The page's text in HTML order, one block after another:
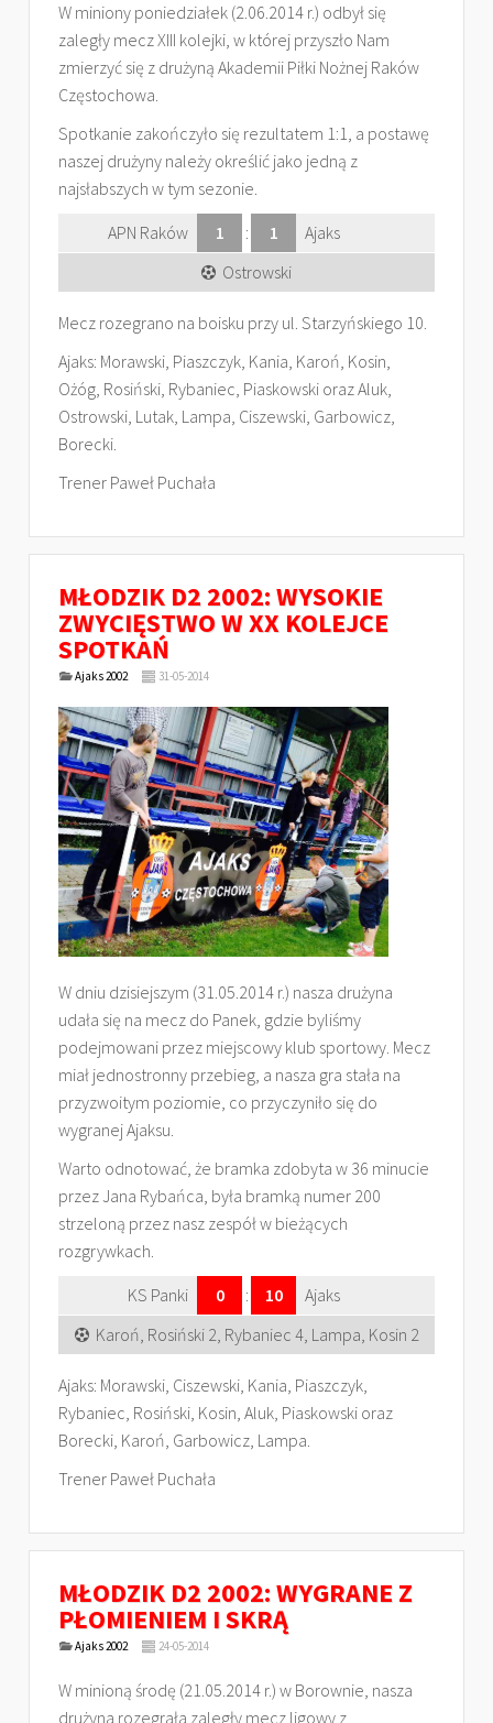
W miniony poniedziałek (2.06.2014 r.) odbył się
zaległy mecz XIII kolejki, w której przyszło Nam
zmierzyć się z drużyną Akademii Piłki Nożnej Raków
Częstochowa.
Spotkanie zakończyło się rezultatem 1:1, a postawę
naszej drużyny należy określić jako jedną z
najsłabszych w tym sezonie.
APN Raków
1 : 1
Ajaks
Ostrowski
Mecz rozegrano na boisku przy ul. Starzyńskiego 10.
Ajaks: Morawski, Piaszczyk, Kania, Karoń, Kosin,
Ożóg, Rosiński, Rybaniec, Piaskowski oraz Aluk,
Ostrowski, Lutak, Lampa, Ciszewski, Garbowicz,
Borecki.
Trener Paweł Puchała
MŁODZIK D2 2002: WYSOKIE
ZWYCIĘSTWO W XX KOLEJCE
SPOTKAŃ
Ajaks 2002 31-05-2014
W dniu dzisiejszym (31.05.2014 r.) nasza drużyna
udała się na mecz do Panek, gdzie byliśmy
podejmowani przez miejscowy klub sportowy. Mecz
miał jednostronny przebieg, a nasza gra stała na
przyzwoitym poziomie, co przyczyniło się do
wygranej Ajaksu.
Warto odnotować, że bramka zdobyta w 36 minucie
przez Jana Rybańca, była bramką numer 200
strzeloną przez nasz zespół w bieżących
rozgrywkach.
KS Panki
0 : 10
Ajaks
Karoń, Rosiński 2, Rybaniec 4, Lampa, Kosin 2
Ajaks: Morawski, Ciszewski, Kania, Piaszczyk,
Rybaniec, Rosiński, Kosin, Aluk, Piaskowski oraz
Borecki, Karoń, Garbowicz, Lampa.
Trener Paweł Puchała
MŁODZIK D2 2002: WYGRANE Z
PŁOMIENIEM I SKRĄ
Ajaks 2002 24-05-2014
W minioną środę (21.05.2014 r.) w Borownie, nasza
drużyna rozegrała zaległy mecz ligowy z